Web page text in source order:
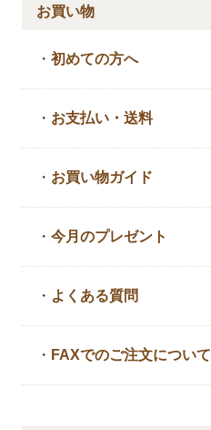
お買い物
・初めての方へ
・ お支払い・送料
・ お買い物ガイド
・今月のプレゼント
・ よくある質問
・ FAXでのご注文について